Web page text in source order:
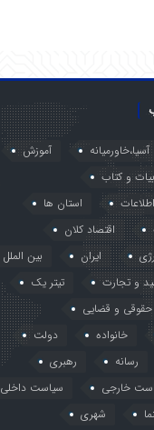
آسیا،خاورمیانه
آموزش
و کتاب
استان ها
اقتصاد کلان
ایران
بین الملل
و تجارت
تیتر یک
حقوقی و قضایی
خانواده
دولت
رسانه
رهبری
خارجی
سیاست داخلی
شهری